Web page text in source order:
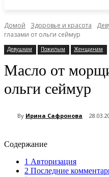
Домой Здоровье и красота
глазами от ольги сеймур
Девушкам Пожилым Женщинам
Масло от
ольги сеймур
By Ирина Сафронова
Содержание
1 Авторизация
2 Последние